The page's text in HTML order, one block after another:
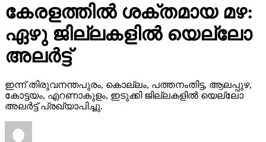
കേരളത്തില്‍ ശക്തമായ മഴ:
ഏഴു ജില്ലകളില്‍ യെല്ലോ
അലര്‍ട്ട്
ഇന്ന് തിരുവനന്തപുരം, കൊല്ലം, പത്തനംതിട്ട, ആലപ്പുഴ,
കോട്ടയം, എറണാകുളം, ഇടുക്കി ജില്ലകളില്‍ യെല്ലോ
അലര്‍ട്ട് പ്രഖ്യാപിച്ചു.